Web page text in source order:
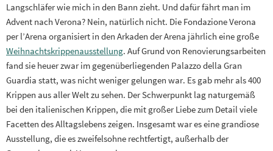
Langschläfer wie mich in den Bann zieht. Und dafür fährt man im
Advent nach Verona? Nein, natürlich nicht. Die Fondazione Verona
per l’Arena organisiert in den Arkaden der Arena jährlich eine große
Weihnachtskrippenausstellung. Auf Grund von Renovierungsarbeiten
fand sie heuer zwar im gegenüberliegenden Palazzo della Gran
Guardia statt, was nicht weniger gelungen war. Es gab mehr als 400
Krippen aus aller Welt zu sehen. Der Schwerpunkt lag naturgemäß
bei den italienischen Krippen, die mit großer Liebe zum Detail viele
Facetten des Alltagslebens zeigen. Insgesamt war es eine grandiose
Ausstellung, die es zweifelsohne rechtfertigt, außerhalb der